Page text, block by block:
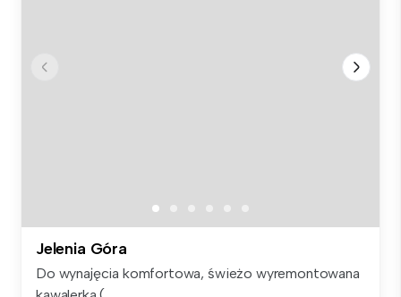
Jelenia Góra
Do wynajęcia komfortowa, świeżo wyremontowana